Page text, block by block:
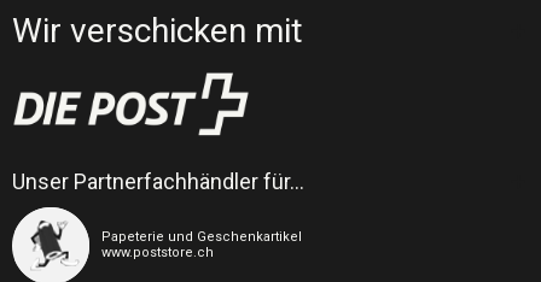
Wir verschicken mit
Unser Partnerfachhändler für…
Papeterie und Geschenkartikel
www.poststore.ch